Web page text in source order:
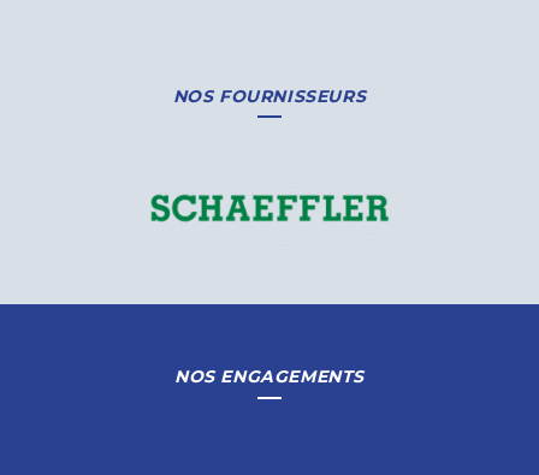
NOS FOURNISSEURS
NOS ENGAGEMENTS